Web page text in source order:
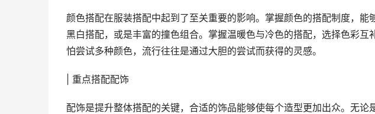
颜色搭配在服装搭配中起到了至关重要的影响。掌握颜色的搭配制度，能
黑白搭配，或是丰富的撞色组合。掌握温暖色与冷色的搭配，选择色彩互
怕尝试多种颜色，流行往往是通过大胆的尝试而获得的灵感。
| 重点搭配配饰
配饰是提升整体搭配的关键，合适的饰品能够使每个造型更加出众。无论